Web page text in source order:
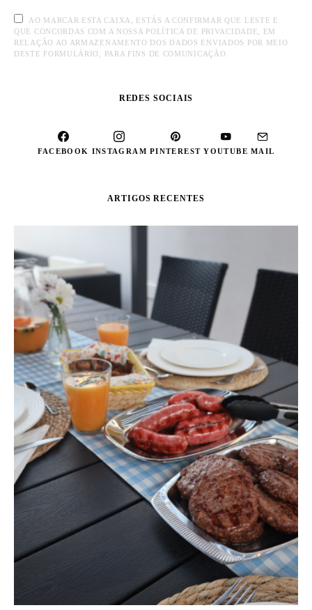
AO MARCAR ESTA CAIXA, ESTÁS A CONFIRMAR QUE LESTE E
QUE CONCORDAS COM A NOSSA POLÍTICA DE PRIVACIDADE, EM
RELAÇÃO AO ARMAZENAMENTO DOS DADOS ENVIADOS POR MEIO
DESTE FORMULÁRIO, PARA FINS DE COMUNICAÇÃO.
REDES SOCIAIS
FACEBOOK INSTAGRAM PINTEREST YOUTUBE MAIL
ARTIGOS RECENTES